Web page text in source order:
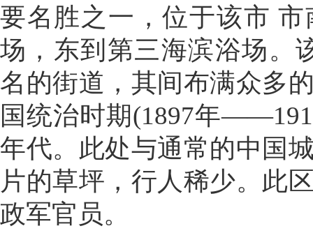
要名胜之一，位于该市
场，东到第三海滨浴场。
名的街道，其间布满众多
国统治时期(1897年
年代。此处与通常的中国
片的草坪，行人稀少。此
政军官员。